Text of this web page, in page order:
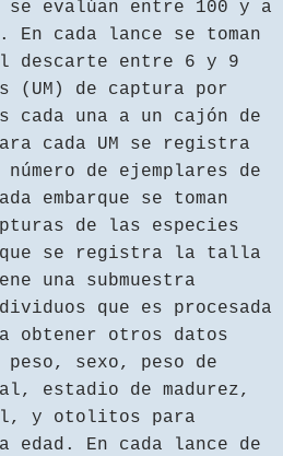
se evalúan entre 100 y a
En cada lance se toman
descarte entre 6 y 9
(UM) de captura por
cada una a un cajón de
cada UM se registra
de ejemplares de
embarque se toman
de las especies
que se registra la talla
una submuestra
que es procesada
obtener otros datos
sexo, peso de
estadio de madurez,
y otolitos para
edad. En cada lance de